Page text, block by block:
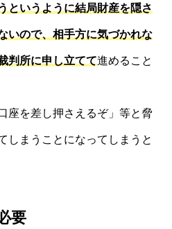
というように結局財産を隠さ
いので、相手方に気づかれな
判所に申し立てて進めること
座を差し押さえるぞ」等と脅
しまうことになってしまうと
要